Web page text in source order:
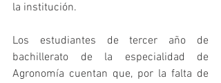
la institución.
Los estudiantes de tercer año de
bachillerato de la especialidad de
Agronomía cuentan que, por la falta de